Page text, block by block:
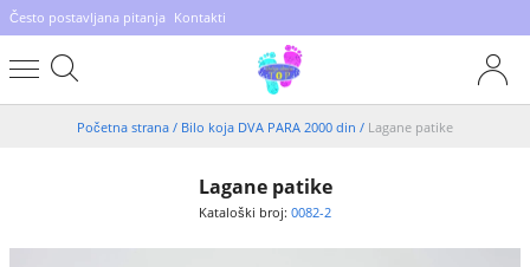
Često postavljana pitanja Kontakti
Početna strana / Bilo koja DVA PARA 2000 din / Lagane patike
Lagane patike
Kataloški broj: 0082-2